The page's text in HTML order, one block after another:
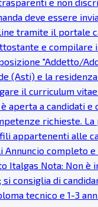
e non
deve essere
tramite il portale
e compilare
"Addetto/
(Asti) e la
il curriculum
aperta a candidati e
richieste. La
appartenenti alle
Annuncio completo e
Italgas Nota: Non è
si consiglia di
tecnico e 1-3